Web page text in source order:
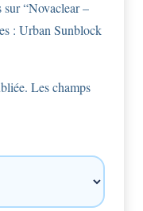
sur “Novaclear –
: Urban Sunblock
Les champs